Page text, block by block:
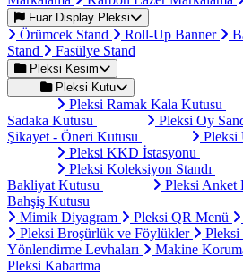
Fuar Display Pleksi
Örümcek Stand Roll-Up Banner
Stand
Fasülye Stand
Pleksi Kesim
Pleksi Kutu
Pleksi Ramak Kala Kutusu
Sadaka Kutusu
Pleksi Oy
Şikayet - Öneri Kutusu
Pleksi
Pleksi KKD İstasyonu
Pleksi Koleksiyon Standı
Bakliyat Kutusu
Pleksi Anket
Bahşiş Kutusu
Mimik Diyagram
Pleksi QR Menü
Pleksi Broşürlük ve Föylükler
Yönlendirme Levhaları
Makine
Pleksi Kabartma